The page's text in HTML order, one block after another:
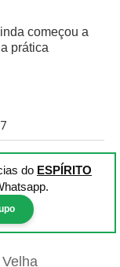
começou a
prática
do ESPÍRITO